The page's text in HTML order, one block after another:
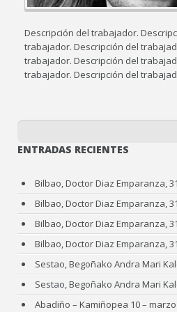
Descripción del trabajador.
trabajador. Descripción del
trabajador. Descripción del
trabajador. Descripción del
ENTRADAS RECIENTES
Bilbao, Doctor Diaz Emparanza, 31
Bilbao, Doctor Diaz Emparanza,
Bilbao, Doctor Diaz Emparanza,
Bilbao, Doctor Diaz Emparanza,
Sestao, Begoñako Andra Mari
Sestao, Begoñako Andra Mari
Abadiño – Kamiñopea 10 –